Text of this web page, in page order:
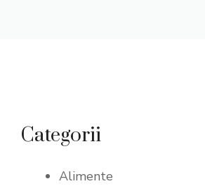
Categorii
Alimente